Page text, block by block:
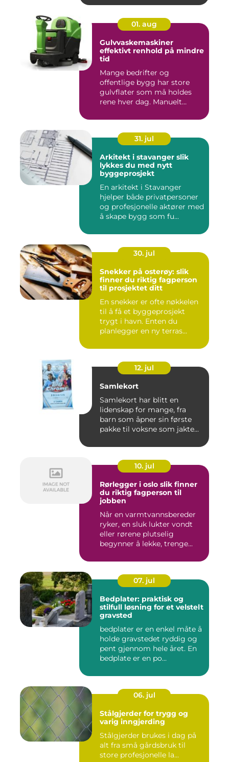
01. aug
Gulvvaskemaskiner
effektivt renhold på mindre
tid
Mange bedrifter og
offentlige bygg har store
gulvflater som må holdes
rene hver dag. Manuelt
31. jul
Arkitekt i stavanger slik
lykkes du med nytt
byggeprosjekt
En arkitekt i Stavanger
hjelper både privatpersoner
og profesjonelle aktører med
å skape bygg som fu...
30. jul
Snekker på osterøy: slik
finner du riktig fagperson
til prosjektet ditt
En snekker er ofte nøkkelen
til å få et byggeprosjekt
trygt i havn. Enten du
planlegger en ny terras...
12. jul
Samlekort
Samlekort har blitt en
lidenskap for mange, fra
barn som åpner sin første
pakke til voksne som jakte...
10. jul
Rørlegger i oslo slik finner
du riktig fagperson til
jobben
Når en varmtvannsbereder
ryker, en sluk lukter vondt
eller rørene plutselig
begynner å lekke, trenge...
07. jul
Bedplater: praktisk og
stilfull løsning for et velstelt
gravsted
bedplater er en enkel måte å
holde gravstedet ryddig og
pent gjennom hele året. En
bedplate er en po...
06. jul
Stålgjerder for trygg og
varig inngjerding
Stålgjerder brukes i dag på
alt fra små gårdsbruk til
store profesjonelle la...